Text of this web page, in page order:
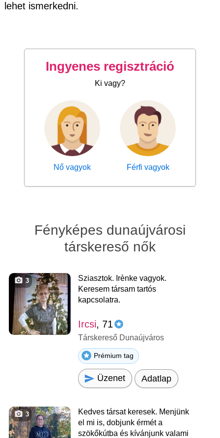
lehet ismerkedni.
Ingyenes regisztráció
Ki vagy?
Nő vagyok Férfi vagyok
Fényképes dunaújvárosi
társkereső nők
3
Sziasztok. Irènke vagyok.
Keresem társam tartós
kapcsolatra.
Ircsi, 71
Társkereső Dunaújváros
Prémium tag
Üzenet Adatlap
3
Kedves társat keresek. Menjünk
el mi is, dobjunk érmét a
szökőkútba és kívánjunk valami